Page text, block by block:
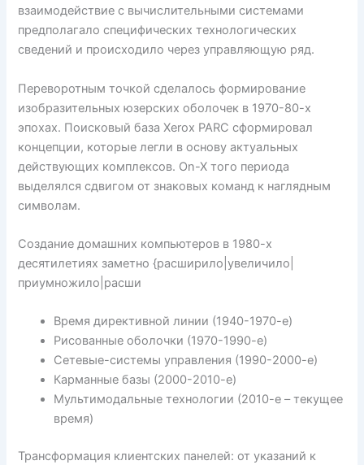
взаимодействие с вычислительными системами
предполагало специфических технологических
сведений и происходило через управляющую ряд.
Переворотным точкой сделалось формирование
изобразительных юзерских оболочек в 1970-80-х
эпохах. Поисковый база Xerox PARC сформировал
концепции, которые легли в основу актуальных
действующих комплексов. On-X того периода
выделялся сдвигом от знаковых команд к наглядным
символам.
Создание домашних компьютеров в 1980-х
десятилетиях заметно {расширило|увеличило|
приумножило|расши
Время директивной линии (1940-1970-е)
Рисованные оболочки (1970-1990-е)
Сетевые-системы управления (1990-2000-е)
Карманные базы (2000-2010-е)
Мультимодальные технологии (2010-е – текущее
время)
Трансформация клиентских панелей: от указаний к